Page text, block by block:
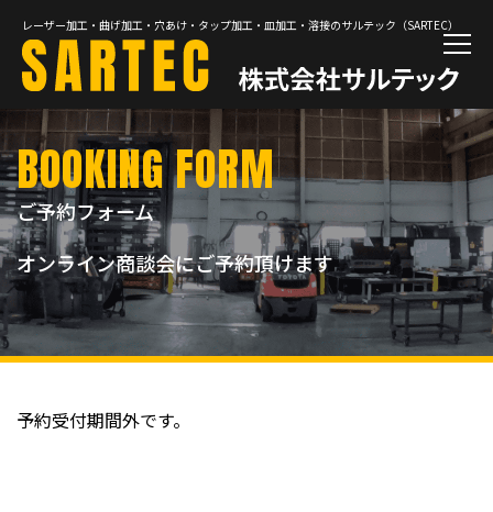
レーザー加工・曲げ加工・穴あけ・タップ加工・皿加工・溶接のサルテック（SARTEC）
BOOKING FORM
ご予約フォーム
オンライン商談会にご予約頂けます
予約受付期間外です。